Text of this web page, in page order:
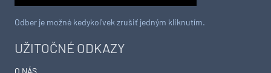
UŽITOČNÉ ODKAZY
O NÁS
Odber je možné kedykoľvek zrušiť jedným kliknutím.